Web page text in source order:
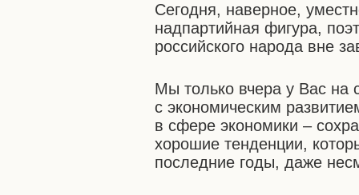
Сегодня, наверное,
надпартийная фигура,
российского народа вне
Мы только вчера у Вас на
с экономическим
в сфере экономики –
хорошие тенденции,
последние годы, даже